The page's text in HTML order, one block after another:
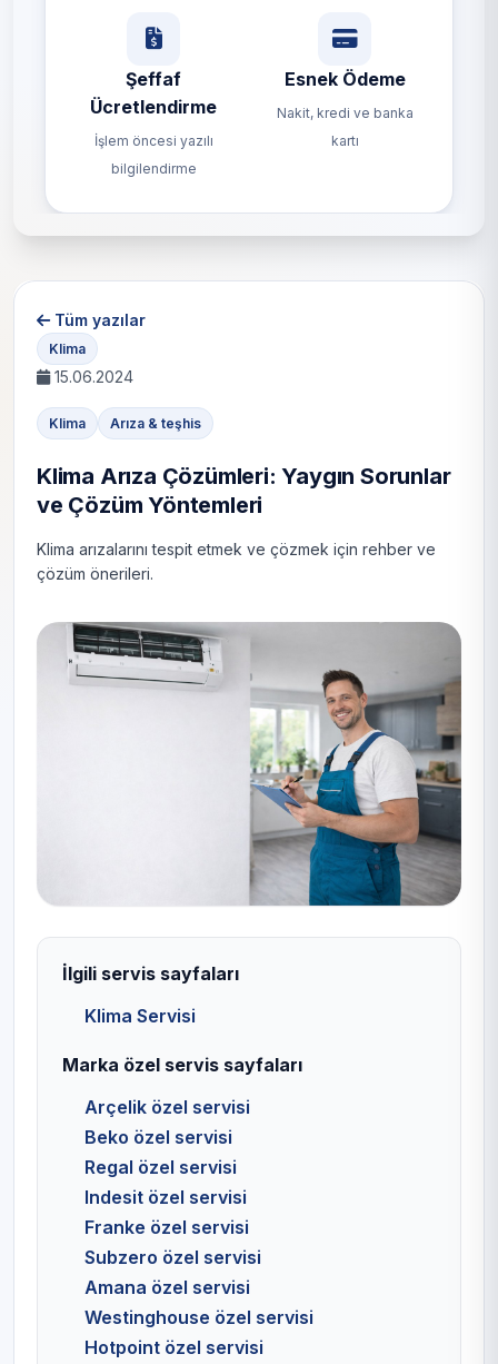
Şeffaf
Ücretlendirme
İşlem öncesi yazılı
bilgilendirme
Esnek Ödeme
Nakit, kredi ve banka
kartı
Tüm yazılar
Klima
15.06.2024
Klima Arıza & teşhis
Klima Arıza Çözümleri: Yaygın Sorunlar
ve Çözüm Yöntemleri
Klima arızalarını tespit etmek ve çözmek için rehber ve
çözüm önerileri.
İlgili servis sayfaları
Klima Servisi
Marka özel servis sayfaları
Arçelik özel servisi
Beko özel servisi
Regal özel servisi
Indesit özel servisi
Franke özel servisi
Subzero özel servisi
Amana özel servisi
Westinghouse özel servisi
Hotpoint özel servisi